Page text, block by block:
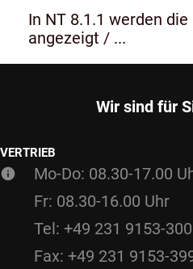
In NT 8.1.1 werden
angezeigt / ...
Wir sind für
VERTRIEB
Mo-Do: 08.30-17.00
Fr: 08.30-16.00 Uhr
Tel: +49 231 9153-300
Fax: +49 231 9153-